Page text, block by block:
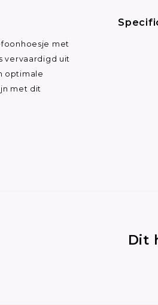
met
vervaardigd uit
optimale
met dit
Dit